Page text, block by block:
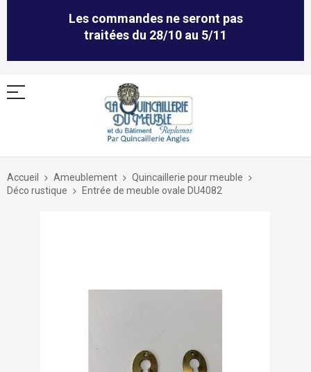
Les commandes ne seront pas
traitées du 28/10 au 5/11
Allez
contenu
Accueil Ameublement
Quincaillerie pour meuble
Déco rustique
Entrée de meuble ovale DU4082